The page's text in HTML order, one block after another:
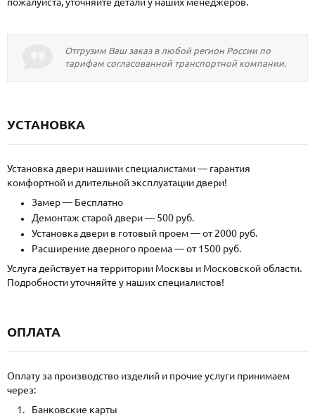
Отгрузим Ваш заказ в любой регион России по
тарифам согласованной транспортной компании.
УСТАНОВКА
Установка двери нашими специалистами — гарантия
комфортной и длительной эксплуатации двери!
Замер — Бесплатно
Демонтаж старой двери — 500 руб.
Установка двери в готовый проем — от 2000 руб.
Расширение дверного проема — от 1500 руб.
Услуга действует на территории Москвы и Московской области.
Подробности уточняйте у наших специалистов!
ОПЛАТА
Оплату за производство изделий и прочие услуги принимаем
через:
Банковские карты